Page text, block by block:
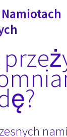
zł.
2
390,00 zł.
Namiotach